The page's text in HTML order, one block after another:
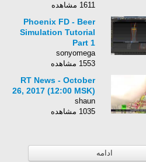
1611 مشاهده
Phoenix FD - Beer
Simulation Tutorial
Part 1
sonyomega
1553 مشاهده
RT News - October
26, 2017 (12:00 MSK)
shaun
1035 مشاهده
ادامه